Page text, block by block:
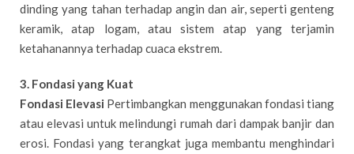
dinding yang tahan terhadap angin dan air, seperti genteng
keramik, atap logam, atau sistem atap yang terjamin
ketahanannya terhadap cuaca ekstrem.
3. Fondasi yang Kuat
Fondasi Elevasi Pertimbangkan menggunakan fondasi tiang
atau elevasi untuk melindungi rumah dari dampak banjir dan
erosi. Fondasi yang terangkat juga membantu menghindari